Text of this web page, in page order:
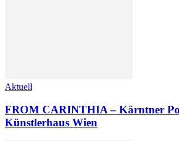
Aktuell
FROM CARINTHIA – Kärntner
Künstlerhaus Wien